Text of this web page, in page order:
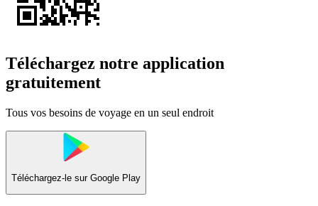
Téléchargez notre application
gratuitement
Tous vos besoins de voyage en un seul endroit
Téléchargez-le sur Google Play